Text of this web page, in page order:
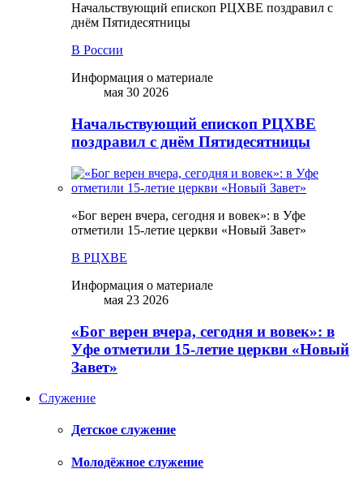
Начальствующий епископ РЦХВЕ поздравил с
днём Пятидесятницы
В России
Информация о материале
мая 30 2026
Начальствующий епископ РЦХВЕ
поздравил с днём Пятидесятницы
«Бог верен вчера, сегодня и вовек»: в Уфе
отметили 15-летие церкви «Новый Завет»
В РЦХВЕ
Информация о материале
мая 23 2026
«Бог верен вчера, сегодня и вовек»: в
Уфе отметили 15-летие церкви «Новый
Завет»
Служение
Детское служение
Молодёжное служение